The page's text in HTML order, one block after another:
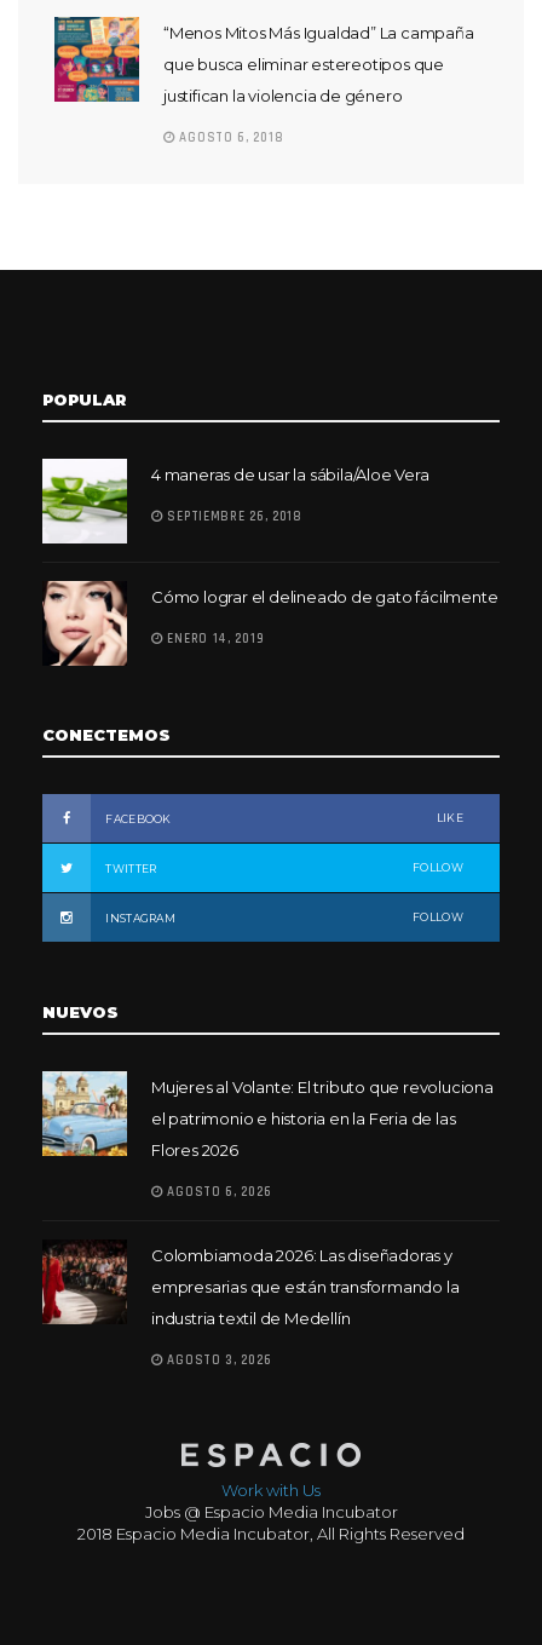
“Menos Mitos Más Igualdad” La campaña
que busca eliminar estereotipos que
justifican la violencia de género
AGOSTO 6, 2018
POPULAR
4 maneras de usar la sábila/Aloe Vera
SEPTIEMBRE 26, 2018
Cómo lograr el delineado de gato fácilmente
ENERO 14, 2019
CONECTEMOS
FACEBOOK LIKE
TWITTER FOLLOW
INSTAGRAM FOLLOW
NUEVOS
Mujeres al Volante: El tributo que revoluciona
el patrimonio e historia en la Feria de las
Flores 2026
AGOSTO 6, 2026
Colombiamoda 2026: Las diseñadoras y
empresarias que están transformando la
industria textil de Medellín
AGOSTO 3, 2026
Work with Us
Jobs @ Espacio Media Incubator
2018 Espacio Media Incubator, All Rights Reserved